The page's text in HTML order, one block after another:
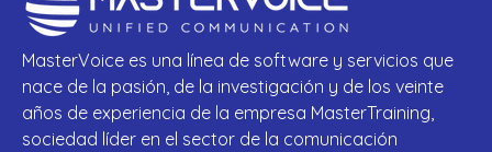
MasterVoice es una línea de software y servicios que
nace de la pasión, de la investigación y de los veinte
años de experiencia de la empresa MasterTraining,
sociedad líder en el sector de la comunicación